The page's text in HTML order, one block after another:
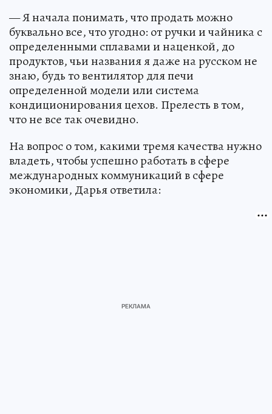
— Я начала понимать, что продать можно
буквально все, что угодно: от ручки и чайника с
определенными сплавами и наценкой, до
продуктов, чьи названия я даже на русском не
знаю, будь то вентилятор для печи
определенной модели или система
кондиционирования цехов. Прелесть в том,
что не все так очевидно.
На вопрос о том, какими тремя качества нужно
владеть, чтобы успешно работать в сфере
международных коммуникаций в сфере
экономики, Дарья ответила: